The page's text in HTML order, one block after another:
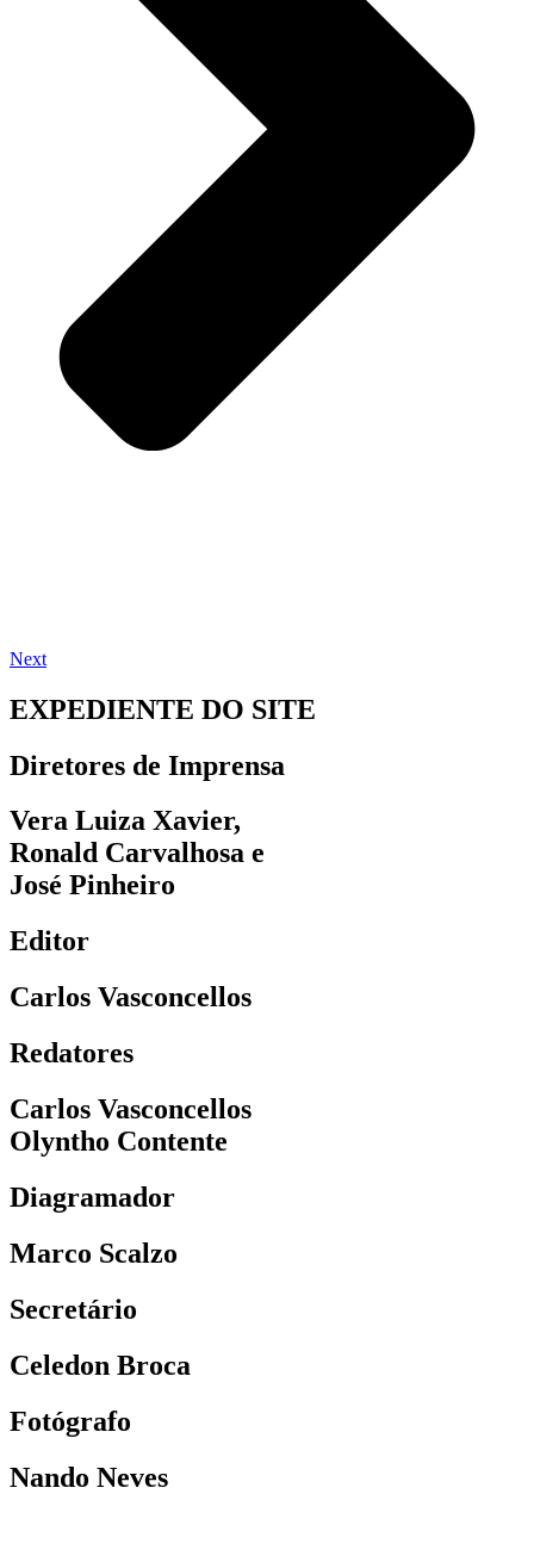
Next
EXPEDIENTE DO SITE
Diretores de Imprensa
Vera Luiza Xavier,
Ronald Carvalhosa e
José Pinheiro
Editor
Carlos Vasconcellos
Redatores
Carlos Vasconcellos
Olyntho Contente
Diagramador
Marco Scalzo
Secretário
Celedon Broca
Fotógrafo
Nando Neves